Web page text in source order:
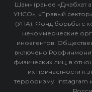
Шам» (ранее «Джабхат
УНСО», «Правый
(УПА). Фонд борьбы с
некоммерческие
иноагентов.
включено
физических лиц, в
их причастности к
терроризму. Instagram